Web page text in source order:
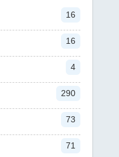
16
16
4
290
73
71